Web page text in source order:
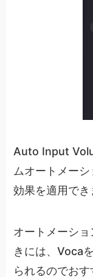
Auto Input
ムオートメー
効果を適用でき
オートメーシ
きには、Voca
られるのでおす